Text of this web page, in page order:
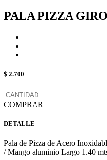
PALA PIZZA
$ 2.700
COMPRAR
DETALLE
Pala de Pizza de Acero
/ Mango aluminio Largo 1.40